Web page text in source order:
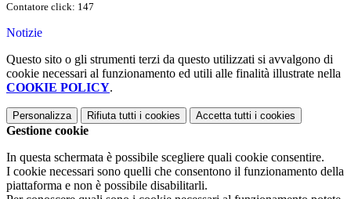
Contatore click: 147
Notizie
Questo sito o gli strumenti terzi da questo utilizzati si avvalgono di
cookie necessari al funzionamento ed utili alle finalità illustrate nella
COOKIE POLICY.
Personalizza Rifiuta tutti i cookies Accetta tutti i cookies
Gestione cookie
In questa schermata è possibile scegliere quali cookie consentire.
I cookie necessari sono quelli che consentono il funzionamento della
piattaforma e non è possibile disabilitarli.